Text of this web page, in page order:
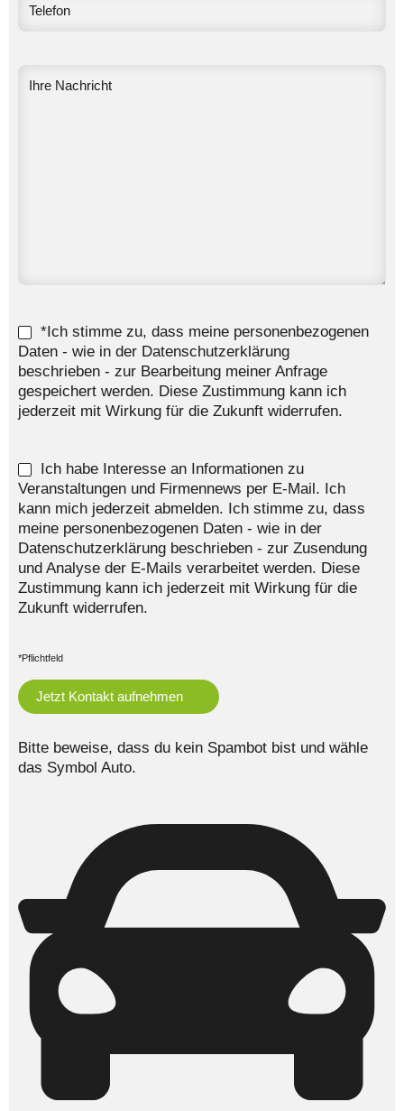
*Ich stimme zu, dass meine personenbezogenen
Daten - wie in der Datenschutzerklärung
beschrieben - zur Bearbeitung meiner Anfrage
gespeichert werden. Diese Zustimmung kann ich
jederzeit mit Wirkung für die Zukunft widerrufen.
Ich habe Interesse an Informationen zu
Veranstaltungen und Firmennews per E-Mail. Ich
kann mich jederzeit abmelden. Ich stimme zu, dass
meine personenbezogenen Daten - wie in der
Datenschutzerklärung beschrieben - zur Zusendung
und Analyse der E-Mails verarbeitet werden. Diese
Zustimmung kann ich jederzeit mit Wirkung für die
Zukunft widerrufen.
*Pflichtfeld
Bitte beweise, dass du kein Spambot bist und wähle
das Symbol Auto.